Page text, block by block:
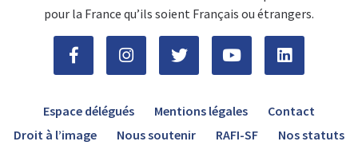
pour la France qu’ils soient Français ou étrangers.
Espace délégués Mentions légales
Contact
Droit à l’image
Nous soutenir RAFI-SF Nos statuts